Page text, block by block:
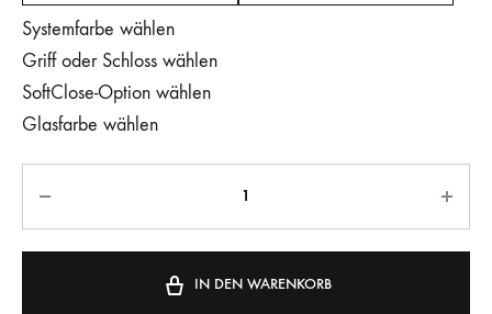
Systemfarbe wählen
Griff oder Schloss wählen
SoftClose-Option wählen
Glasfarbe wählen
IN DEN WARENKORB